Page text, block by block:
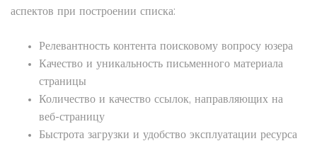
аспектов при построении списка:
Релевантность контента поисковому вопросу юзера
Качество и уникальность письменного материала
страницы
Количество и качество ссылок, направляющих на
веб-страницу
Быстрота загрузки и удобство эксплуатации ресурса